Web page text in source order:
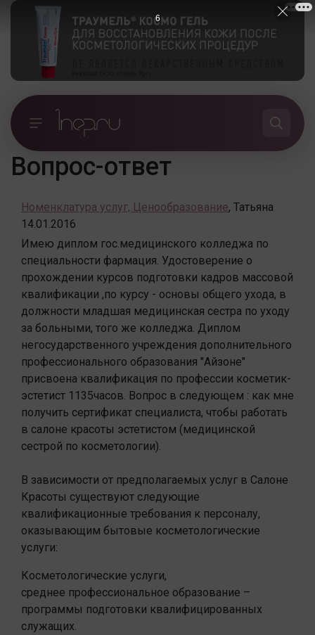
Вопрос-ответ
Номенклатура услуг, Ценообразование, Татьяна
14.01.2016
Имею диплом гос.медицинского колледжа по
специальности фармация. Удостоверение о
прохождении курсов подготовки кадров массовой
квалификации ,по курсу - основы общего ухода, в
должности младшая медицинская сестра по уходу
за больными, того же колледжа. Диплом
негосударственного учреждения дополнительного
профессионального образования "Айзоне"
присвоена квалификация по профессии косметик-
эстетист 1135часов. Вопрос в следующем : как мне
получить сертификат специалиста, чтобы работать
в салоне красоты эстетистом (медицинской
сестрой по косметологии).
В зависимости от предполагаемых услуг в Салоне
Красоты существуют следующие
квалификационные требования к персоналу,
оказывающим бытовые косметологические
услуги:
Косметологические услуги,
среднее профессиональное образование –
программы подготовки квалифицированных
служащих.
5